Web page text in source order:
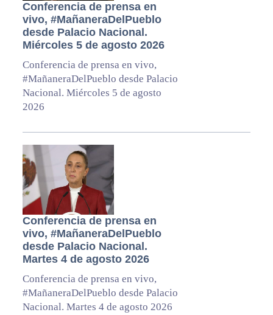
Conferencia de prensa en
vivo, #MañaneraDelPueblo
desde Palacio Nacional.
Miércoles 5 de agosto 2026
Conferencia de prensa en vivo,
#MañaneraDelPueblo desde Palacio
Nacional. Miércoles 5 de agosto
2026
Conferencia de prensa en
vivo, #MañaneraDelPueblo
desde Palacio Nacional.
Martes 4 de agosto 2026
Conferencia de prensa en vivo,
#MañaneraDelPueblo desde Palacio
Nacional. Martes 4 de agosto 2026